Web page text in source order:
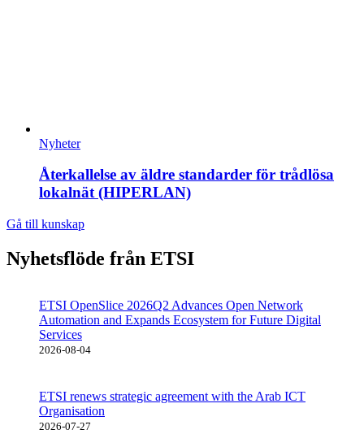
Nyheter
Återkallelse av äldre standarder för trådlösa
lokalnät (HIPERLAN)
Gå till kunskap
Nyhetsflöde från ETSI
ETSI OpenSlice 2026Q2 Advances Open Network
Automation and Expands Ecosystem for Future Digital
Services
2026-08-04
ETSI renews strategic agreement with the Arab ICT
Organisation
2026-07-27